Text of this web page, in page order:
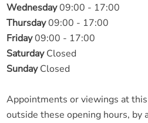
Wednesday09:00 - 17:00
Thursday09:00 - 17:00
Friday09:00 - 17:00
SaturdayClosed
SundayClosed
Appointments or viewings at
outside these opening hours, by